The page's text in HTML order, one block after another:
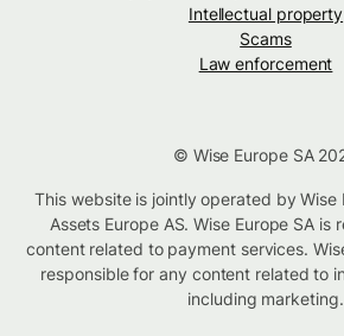
Intellectual property
Scams
Law enforcement
© Wise Europe SA
This website is jointly operated by Wise
Assets Europe AS. Wise Europe SA is
content related to payment services.
responsible for any content related to
including marketing.